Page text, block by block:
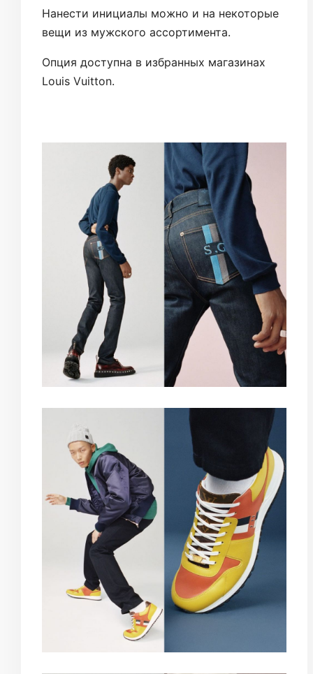
Нанести инициалы можно и на некоторые
вещи из мужского ассортимента.
Опция доступна в избранных магазинах
Louis Vuitton.